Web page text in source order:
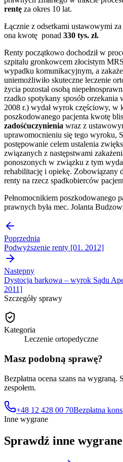
rentę za okres 10 lat.
Łącznie z odsetkami ustawowymi
ona kwotę ponad 330 tys. zł.
Renty początkowo dochodził w
szpitalu gronkowcem złocistym
wypadku komunikacyjnym, a
uniemożliwiło skuteczne leczenie
życia pozostał osobą
rzadko spotykany sposób
2008 r.) wydał wyrok częściowy, w
poszkodowanego pacjenta kwotę
zadośćuczynienia wraz z
uprawomocnieniu się tego wyroku,
postępowanie celem ustalenia
związanych z następstwami
ponoszonych w związku z tym
rehabilitację i opiekę. Zobowiązany
renty na rzecz spadkobierców
Pełnomocnikiem poszkodowanego
prawnych była mec. Jolanta
Poprzednia
Podwyższenie renty [01. 2012]
Następny
Dystocja barkowa – wyrok Sądu
2011]
Szczegóły sprawy
Kategoria
Leczenie ortopedyczne
Masz podobną sprawę?
Bezpłatna ocena szans na wygraną.
zespołem.
+48 12 428 00 70Bezpłatna
Inne wygrane
Sprawdź inne